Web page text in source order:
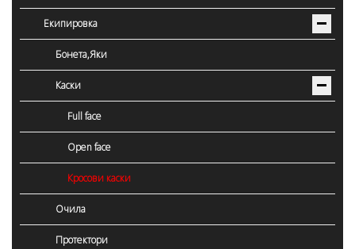
Екипировка
Бонета,Яки
Каски
Full face
Open face
Кросови каски
Очила
Протектори